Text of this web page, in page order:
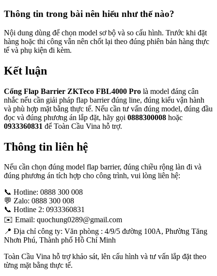
Thông tin trong bài nên hiểu như thế nào?
Nội dung dùng để chọn model sơ bộ và so cấu hình. Trước khi đặt
hàng hoặc thi công vẫn nên chốt lại theo đúng phiên bản hàng thực
tế và phụ kiện đi kèm.
Kết luận
Cổng Flap Barrier ZKTeco FBL4000 Pro là model đáng cân
nhắc nếu cần giải pháp flap barrier đúng line, đúng kiểu vận hành
và phù hợp mặt bằng thực tế. Nếu cần tư vấn đúng model, đúng đầu
đọc và đúng phương án lắp đặt, hãy gọi 0888300008 hoặc
0933360831 để Toàn Cầu Vina hỗ trợ.
Thông tin liên hệ
Nếu cần chọn đúng model flap barrier, đúng chiều rộng làn đi và
đúng phương án tích hợp cho công trình, vui lòng liên hệ:
📞 Hotline: 0888 300 008
💬 Zalo: 0888 300 008
📞 Hotline 2: 0933360831
✉️ Email: quochung0289@gmail.com
📍 Địa chỉ công ty: Văn phòng : 4/9/5 đường 100A, Phường Tăng
Nhơn Phú, Thành phố Hồ Chí Minh
Toàn Cầu Vina hỗ trợ khảo sát, lên cấu hình và tư vấn lắp đặt theo
từng mặt bằng thực tế.